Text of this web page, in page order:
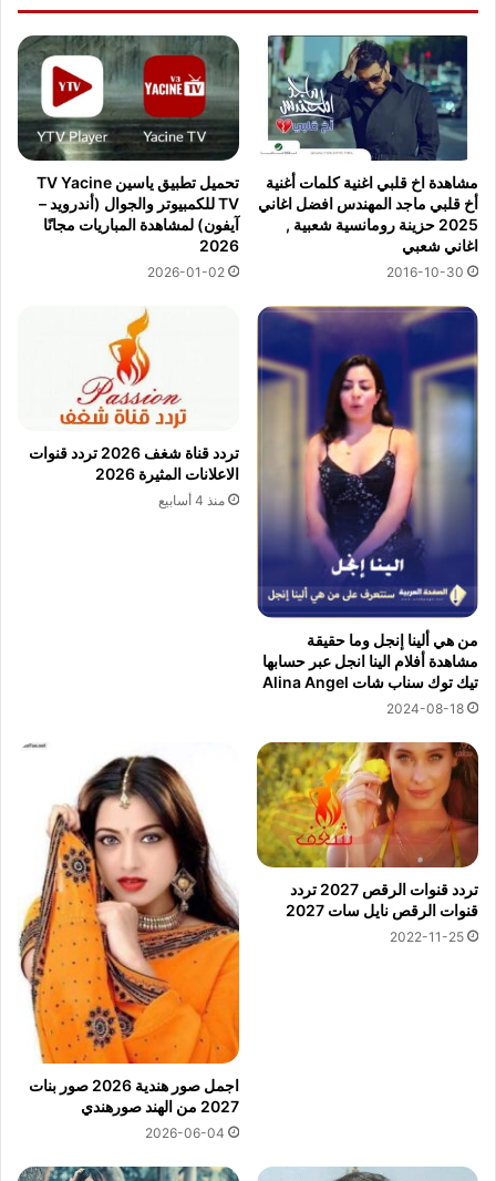
مشاهدة اخ قلبي اغنية كلمات أغنية
أخ قلبي ماجد المهندس افضل اغاني
2025 حزينة رومانسية شعبية ,
اغاني شعبي
2016-10-30
تحميل تطبيق ياسين TV Yacine
TV للكمبيوتر والجوال (أندرويد –
آيفون) لمشاهدة المباريات مجانًا
2026
2026-01-02
من هي ألينا إنجل وما حقيقة
مشاهدة أفلام الينا انجل عبر حسابها
تيك توك سناب شات Alina Angel
2024-08-18
تردد قناة شغف 2026 تردد قنوات
الاعلانات المثيرة 2026
منذ 4 أسابيع
تردد قنوات الرقص 2027 تردد
قنوات الرقص نايل سات 2027
2022-11-25
اجمل صور هندية 2026 صور بنات
2027 من الهند صورهندي
2026-06-04